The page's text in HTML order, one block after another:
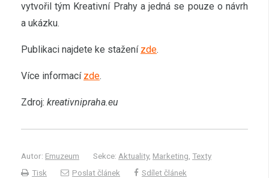
vytvořil tým Kreativní Prahy a jedná se pouze o návrh
a ukázku.
Publikaci najdete ke stažení zde.
Více informací zde.
Zdroj: kreativnipraha.eu
Autor: Emuzeum Sekce: Aktuality, Marketing Texty
Tisk
Poslat článek Sdílet článek